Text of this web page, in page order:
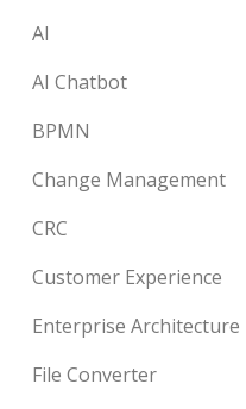
AI
AI Chatbot
BPMN
Change Management
CRC
Customer Experience
Enterprise Architecture
File Converter